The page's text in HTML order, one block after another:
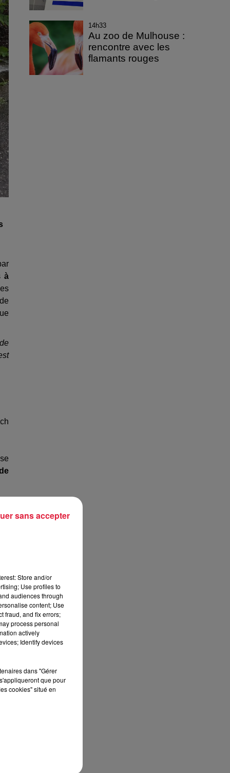
à
14h33
Au zoo de Mulhouse :
rencontre avec les
flamants rouges
Store and/or
Use profiles to
audiences through
content; Use
fraud, and fix errors;
process personal
actively
Identify devices
dans "Gérer
que pour
cookies" situé en
sans accepter